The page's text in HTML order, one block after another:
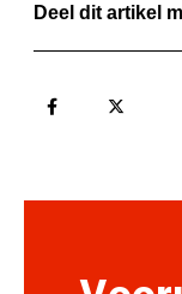
Deel dit artikel